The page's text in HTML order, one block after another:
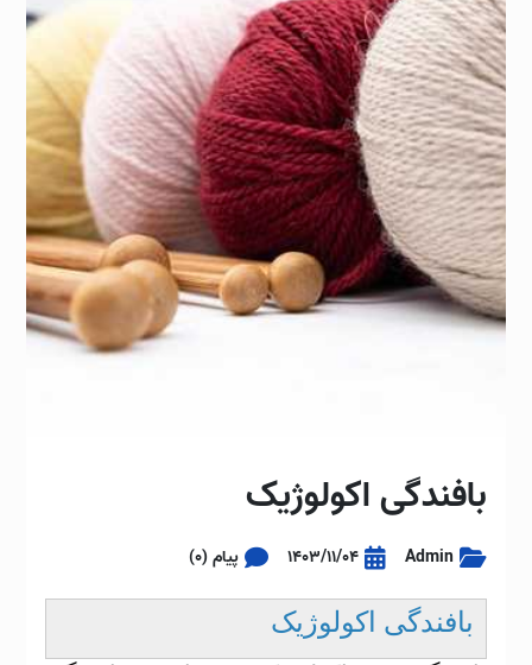
بافندگی اکولوژیک
Admin
1403/11/04 پیام (0)
بافندگی اکولوژیک